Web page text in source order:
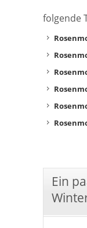
folgende
Ein